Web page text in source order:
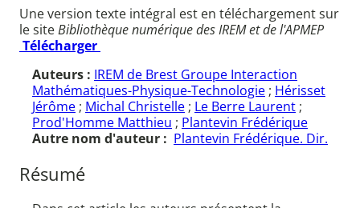
Une version texte intégral est en téléchargement sur
le siteBibliothèque numérique des IREM et de l'APMEP
Télécharger
Auteurs : IREM de Brest Groupe Interaction
Mathématiques-Physique-Technologie ; Hérisset
Jérôme ; Michal Christelle ; Le Berre Laurent ;
Prod'Homme Matthieu ; Plantevin Frédérique
Autre nom d'auteur : Plantevin Frédérique. Dir.
Résumé